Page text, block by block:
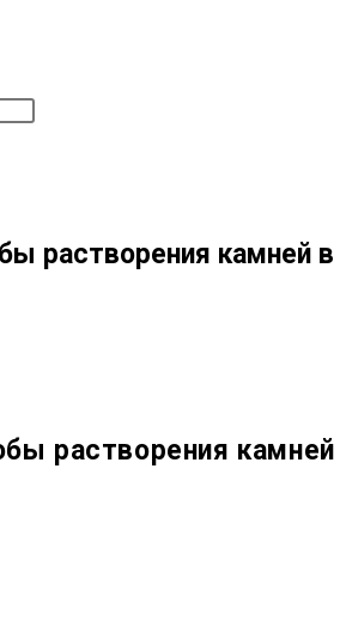
растворения камней в
растворения камней